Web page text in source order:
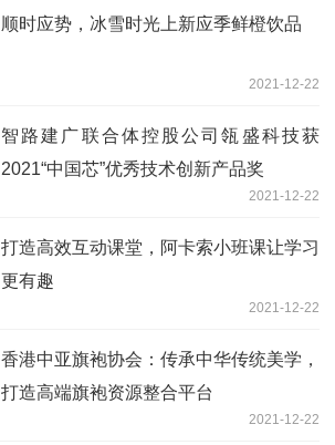
顺时应势，冰雪时光上新应季鲜橙饮品
2021-12-22
智路建广联合体控股公司瓴盛科技获
2021“中国芯”优秀技术创新产品奖
2021-12-22
打造高效互动课堂，阿卡索小班课让学习
更有趣
2021-12-22
香港中亚旗袍协会：传承中华传统美学，
打造高端旗袍资源整合平台
2021-12-22